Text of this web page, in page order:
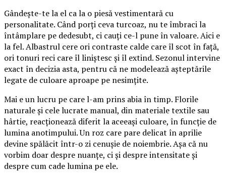
Gândește-te la el ca la o piesă vestimentară cu
personalitate. Când porți ceva turcoaz, nu te îmbraci la
întâmplare pe dedesubt, ci cauți ce-l pune în valoare. Aici e
la fel. Albastrul cere ori contraste calde care îl scot în față,
ori tonuri reci care îl liniștesc și îl extind. Sezonul intervine
exact în decizia asta, pentru că ne modelează așteptările
legate de culoare aproape pe nesimțite.
Mai e un lucru pe care l-am prins abia în timp. Florile
naturale și cele lucrate manual, din materiale textile sau
hârtie, reacționează diferit la aceeași culoare, în funcție de
lumina anotimpului. Un roz care pare delicat în aprilie
devine spălăcit într-o zi cenușie de noiembrie. Așa că nu
vorbim doar despre nuanțe, ci și despre intensitate și
despre cum cade lumina pe ele.